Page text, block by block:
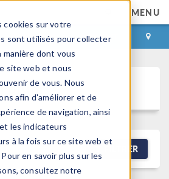
cookies sur votre
sont utilisés pour collecter
manière dont vous
site web et nous
de vous. Nous
afin d'améliorer et de
de navigation, ainsi
les indicateurs
à la fois sur ce site web et
en savoir plus sur les
consultez notre
MENU
CONNEXION CONTACT
FILTRER